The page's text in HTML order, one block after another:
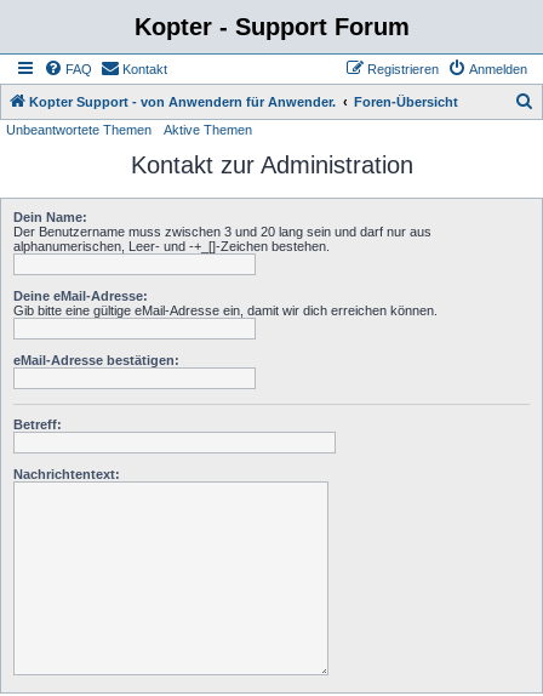
Kopter - Support Forum
FAQ Kontakt Anmelden
Registrieren
Kopter Support - von Anwendern für Anwender. Foren-Übersicht
Unbeantwortete Themen Aktive Themen
Kontakt zur Administration
Dein Name:
Der Benutzername muss zwischen 3 und 20 lang sein und darf nur aus
alphanumerischen, Leer- und -+_[]-Zeichen bestehen.
Deine eMail-Adresse:
Gib bitte eine gültige eMail-Adresse ein, damit wir dich erreichen können.
eMail-Adresse bestätigen:
Betreff:
Nachrichtentext: